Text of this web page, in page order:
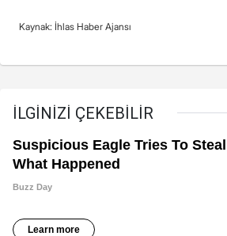
Kaynak: İhlas Haber Ajansı